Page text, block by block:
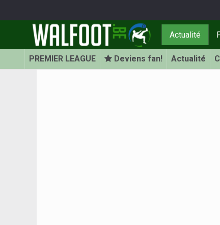
Actualité
PREMIER LEAGUE Deviens fan! Actualité